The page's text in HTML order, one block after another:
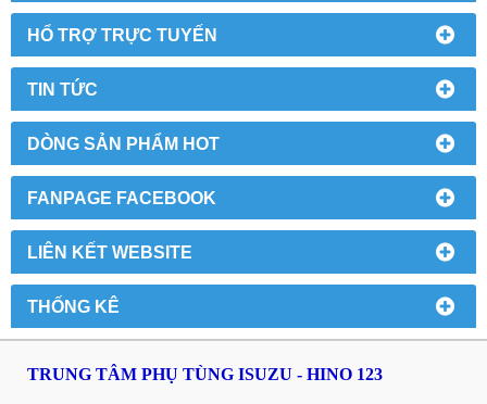
HỔ TRỢ TRỰC TUYẾN
TIN TỨC
DÒNG SẢN PHẨM HOT
FANPAGE FACEBOOK
LIÊN KẾT WEBSITE
THỐNG KÊ
TRUNG TÂM PHỤ TÙNG ISUZU - HINO 123